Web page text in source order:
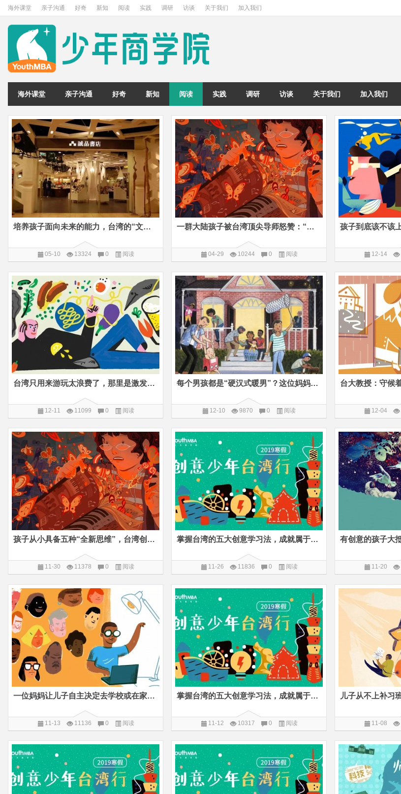
海外课堂 亲子沟通 好奇 新知 阅读 实践 调研 访谈 关于我们 加入我们
海外课堂 亲子沟通 好奇 新知 阅读 实践 调研 访谈 关于我们 加入我们
培养孩子面向未来的能力，台湾的“文创思维”最值得我们借鉴
05-10 13324 0 阅读
一群大陆孩子被台湾顶尖导师怒赞：“小确幸”与“大创新”
04-29 10244 0 阅读 12-14
台湾只用来游玩太浪费了，那里是激发孩子创造力的绝佳课堂
12-11 11099 0 阅读
每个男孩都是“硬汉式暖男”？这位妈妈的回答颠覆想象
12-10 9870 0 阅读 12-04
孩子从小具备五种“全新思维”，台湾创意学习之旅手记
11-30 11378 0 阅读
掌握台湾的五大创意学习法，成就属于孩子自己的成长档案
11-26 11836 0 阅读 11-20
一位妈妈让儿子自主决定去学校或在家上学，实验结果令人大吃一惊
11-13 11136 0 阅读
掌握台湾的五大创意学习法，成就属于孩子自己的成长档案
11-12 10317 0 阅读 11-08